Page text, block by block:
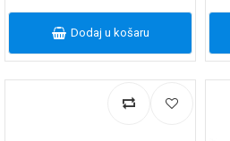
Dodaj u košaru